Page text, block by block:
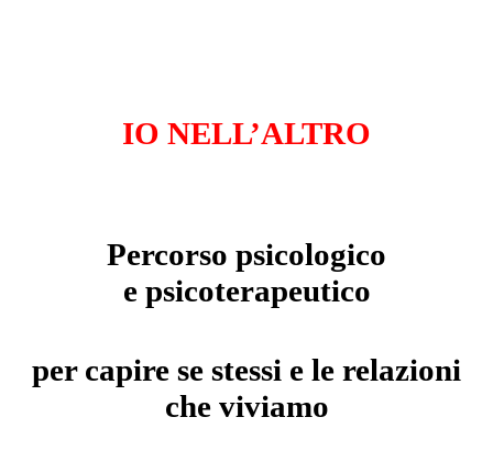
IO NELL’ALTRO
Percorso psicologico
e psicoterapeutico
per capire se stessi e le relazioni
che viviamo